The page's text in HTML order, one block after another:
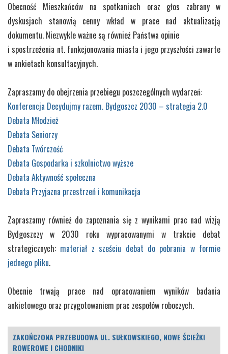
Obecność Mieszkańców na spotkaniach oraz głos zabrany w
dyskusjach stanowią cenny wkład w prace nad aktualizacją
dokumentu. Niezwykle ważne są również Państwa opinie
i spostrzeżenia nt. funkcjonowania miasta i jego przyszłości zawarte
w ankietach konsultacyjnych.
Zapraszamy do obejrzenia przebiegu poszczególnych wydarzeń:
Konferencja Decydujmy razem. Bydgoszcz 2030 – strategia 2.0
Debata Młodzież
Debata Seniorzy
Debata Twórczość
Debata Gospodarka i szkolnictwo wyższe
Debata Aktywność społeczna
Debata Przyjazna przestrzeń i komunikacja
Zapraszamy również do zapoznania się z wynikami prac nad wizją
Bydgoszczy w 2030 roku wypracowanymi w trakcie debat
strategicznych: materiał z sześciu debat do pobrania w formie
jednego pliku.
Obecnie trwają prace nad opracowaniem wyników badania
ankietowego oraz przygotowaniem prac zespołów roboczych.
ZAKOŃCZONA PRZEBUDOWA UL. SUŁKOWSKIEGO, NOWE ŚCIEŻKI
ROWEROWE I CHODNIKI